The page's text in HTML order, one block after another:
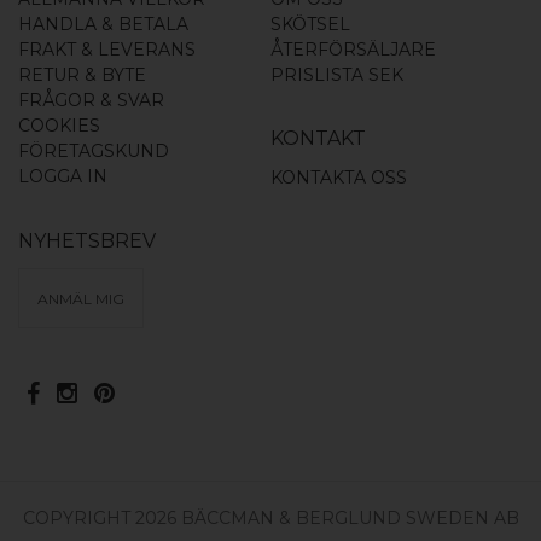
HANDLA & BETALA
FRAKT & LEVERANS
RETUR & BYTE
FRÅGOR & SVAR
COOKIES
FÖRETAGSKUND
LOGGA IN
SKÖTSEL
ÅTERFÖRSÄLJARE
PRISLISTA SEK
KONTAKT
KONTAKTA OSS
NYHETSBREV
ANMÄL MIG
COPYRIGHT 2026 BÄCCMAN & BERGLUND SWEDEN AB